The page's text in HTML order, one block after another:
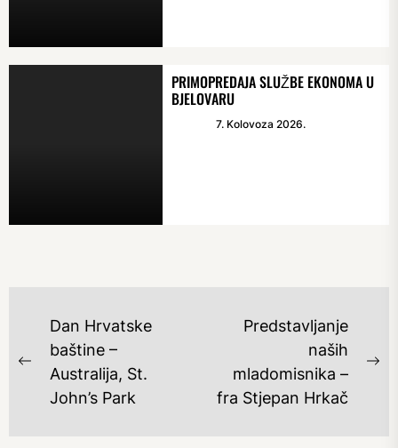
PRIMOPREDAJA SLUŽBE EKONOMA U
BJELOVARU
7. Kolovoza 2026.
NAVIGACIJA
OBJAVA
Previous
post:
Dan Hrvatske
baštine –
Australija, St.
John’s Park
Predstavljanje
naših
mladomisnika –
fra Stjepan Hrkač